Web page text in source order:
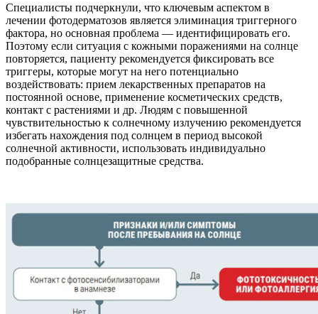
Специалисты подчеркнули, что ключевым аспектом в
лечении фотодерматозов является элиминация триггерного
фактора, но основная проблема — идентифицировать его.
Поэтому если ситуация с кожными поражениями на солнце
повторяется, пациенту рекомендуется фиксировать все
триггеры, которые могут на него потенциально
воздействовать: прием лекарственных препаратов на
постоянной основе, применение косметических средств,
контакт с растениями и др. Людям с повышенной
чувствительностью к солнечному излучению рекомендуется
избегать нахождения под солнцем в период высокой
солнечной активности, использовать индивидуально
подобранные солнцезащитные средства.